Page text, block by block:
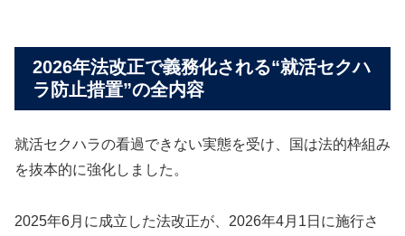
2026年法改正で義務化される“就活セクハ
ラ防止措置”の全内容
就活セクハラの看過できない実態を受け、国は法的枠組み
を抜本的に強化しました。
2025年6月に成立した法改正が、2026年4月1日に施行さ